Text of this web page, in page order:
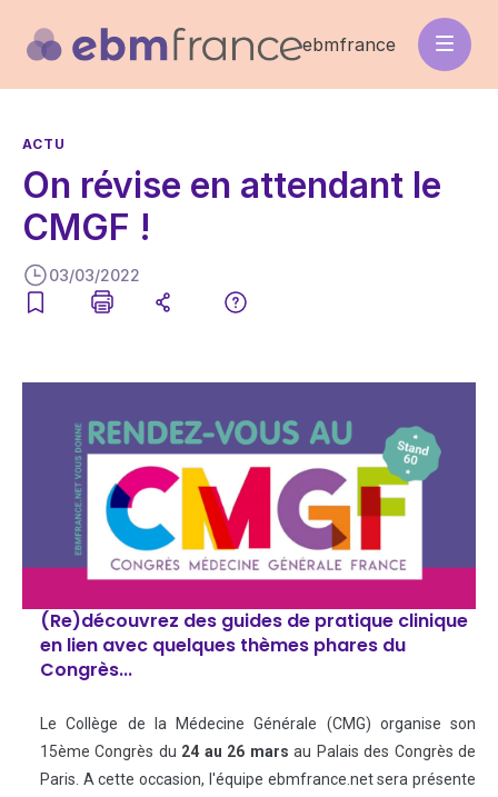
contenu
principal
ebmfrance
ACTU
On révise en attendant le
CMGF !
03/03/2022
(Re)découvrez des guides de pratique clinique
en lien avec quelques thèmes phares du
Congrès...
​Le Collège de la Médecine Générale (CMG) organise son
15ème Congrès du 24 au 26 mars au Palais des Congrès de
Paris. A cette occasion, l'équipe ebmfrance.net sera présente